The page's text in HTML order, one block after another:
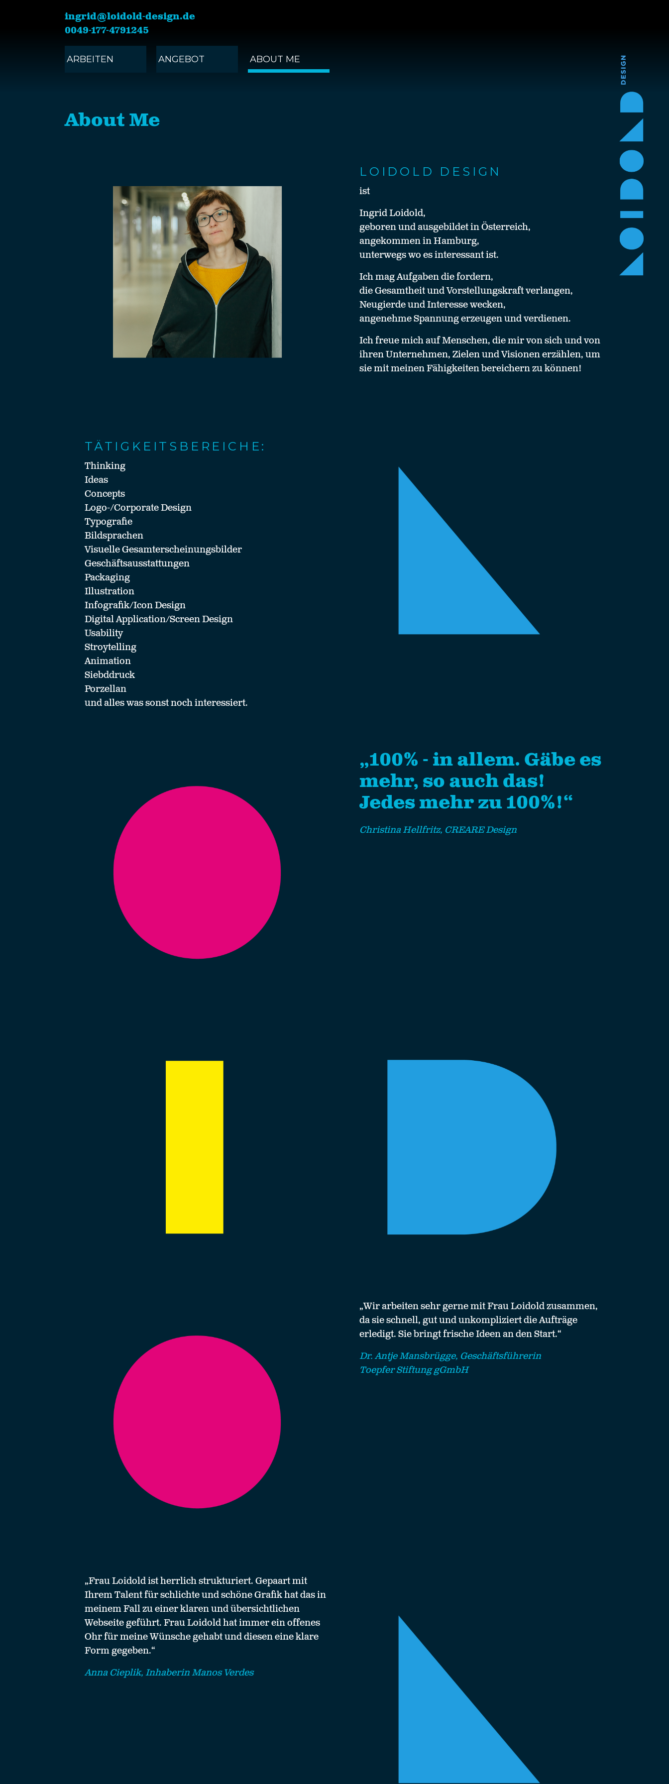
ingrid@loidold-design.de
0049-177-4791245
ARBEITEN ANGEBOT ABOUT ME
About Me
LOIDOLD DESIGN
ist
Ingrid Loidold,
geboren und ausgebildet in Österreich,
angekommen in Hamburg,
unterwegs wo es interessant ist.
Ich mag Aufgaben die fordern,
die Gesamtheit und Vorstellungskraft verlangen,
Neugierde und Interesse wecken,
angenehme Spannung erzeugen und verdienen.
Ich freue mich auf Menschen, die mir von sich und von
ihren Unternehmen, Zielen und Visionen erzählen, um
sie mit meinen Fähigkeiten bereichern zu können!
TÄTIGKEITSBEREICHE:
Thinking
Ideas
Concepts
Logo-/Corporate Design
Typografie
Bildsprachen
Visuelle Gesamterscheinungsbilder
Geschäftsausstattungen
Packaging
Illustration
Infografik/Icon Design
Digital Application/Screen Design
Usability
Stroytelling
Animation
Siebddruck
Porzellan
und alles was sonst noch interessiert.
„100% - in allem. Gäbe es
mehr, so auch das!
Jedes mehr zu 100%!“
Christina Hellfritz, CREARE Design
„Wir arbeiten sehr gerne mit Frau Loidold zusammen,
da sie schnell, gut und unkompliziert die Aufträge
erledigt. Sie bringt frische Ideen an den Start.“
Dr. Antje Mansbrügge, Geschäftsführerin
Toepfer Stiftung gGmbH
„Frau Loidold ist herrlich strukturiert. Gepaart mit
Ihrem Talent für schlichte und schöne Grafik hat das in
meinem Fall zu einer klaren und übersichtlichen
Webseite geführt. Frau Loidold hat immer ein offenes
Ohr für meine Wünsche gehabt und diesen eine klare
Form gegeben.“
Anna Cieplik, Inhaberin Manos Verdes